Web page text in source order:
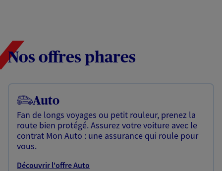
Nos offres phares
Auto
Fan de longs voyages ou petit rouleur, prenez la
route bien protégé. Assurez votre voiture avec le
contrat Mon Auto : une assurance qui roule pour
vous.
Découvrir l'offre Auto